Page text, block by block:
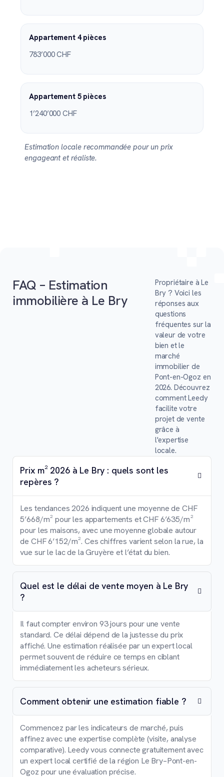
Appartement 4 pièces
783’000 CHF
Appartement 5 pièces
1’240’000 CHF
Estimation locale recommandée pour un prix
engageant et réaliste.
FAQ – Estimation
immobilière à Le Bry
Propriétaire à Le
Bry ? Voici les
réponses aux
questions
fréquentes sur la
valeur de votre
bien et le
marché
immobilier de
Pont-en-Ogoz en
2026. Découvrez
comment Leedy
facilite votre
projet de vente
grâce à
l'expertise
locale.
Prix m² 2026 à Le Bry : quels sont les
repères ?
Les tendances 2026 indiquent une moyenne de CHF
5’668/m² pour les appartements et CHF 6’635/m²
pour les maisons, avec une moyenne globale autour
de CHF 6’152/m². Ces chiffres varient selon la rue, la
vue sur le lac de la Gruyère et l’état du bien.
Quel est le délai de vente moyen à Le Bry
?
Il faut compter environ 93 jours pour une vente
standard. Ce délai dépend de la justesse du prix
affiché. Une estimation réalisée par un expert local
permet souvent de réduire ce temps en ciblant
immédiatement les acheteurs sérieux.
Comment obtenir une estimation fiable ?
Commencez par les indicateurs de marché, puis
affinez avec une expertise complète (visite, analyse
comparative). Leedy vous connecte gratuitement avec
un expert local certifié de la région Le Bry–Pont-en-
Ogoz pour une évaluation précise.